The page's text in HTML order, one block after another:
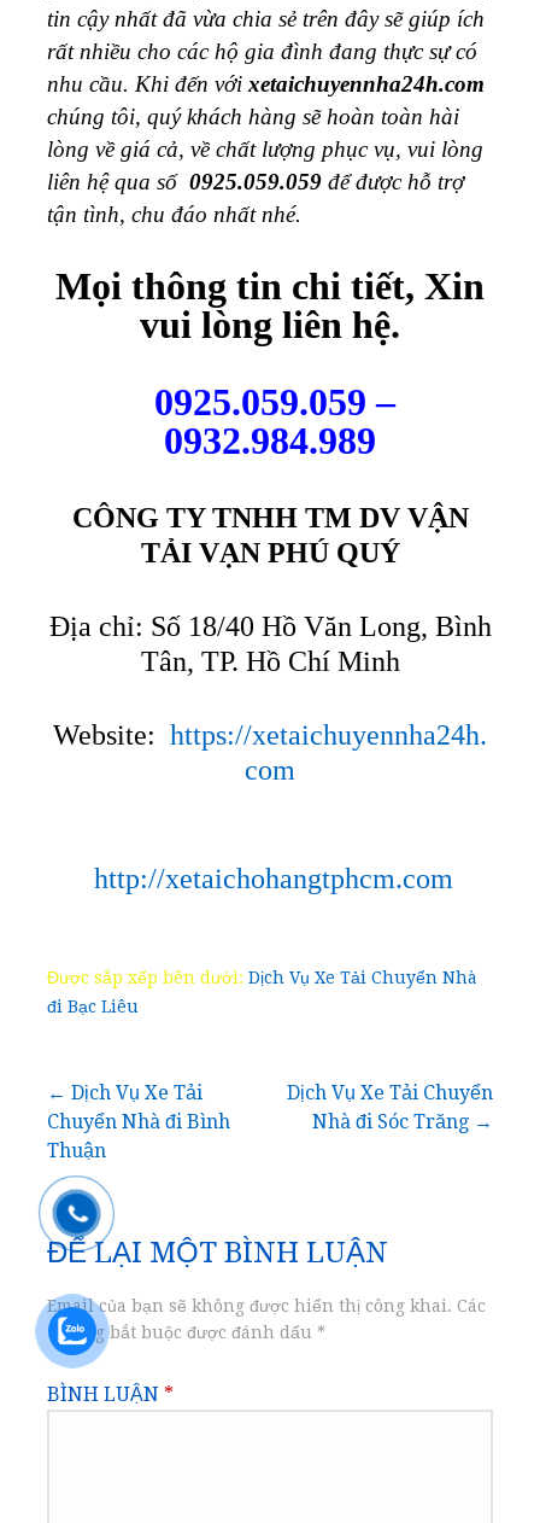
tin cậy nhất đã vừa chia sẻ trên đây sẽ giúp ích
rất nhiều cho các hộ gia đình đang thực sự có
nhu cầu. Khi đến với xetaichuyennha24h.com
chúng tôi, quý khách hàng sẽ hoàn toàn hài
lòng về giá cả, về chất lượng phục vụ, vui lòng
liên hệ qua số 0925.059.059 để được hỗ trợ
tận tình, chu đáo nhất nhé.
Mọi thông tin chi tiết, Xin
vui lòng liên hệ.
0925.059.059 –
0932.984.989
CÔNG TY TNHH TM DV VẬN
TẢI VẠN PHÚ QUÝ
Địa chỉ: Số 18/40 Hồ Văn Long, Bình
Tân, TP. Hồ Chí Minh
Website: https://xetaichuyennha24h.
com
http://xetaichohangtphcm.com
Được sắp xếp bên dưới: Dịch Vụ Xe Tải Chuyển Nhà
đi Bạc Liêu
Điều
hướng
bài
viết
← Dịch Vụ Xe Tải
Chuyển Nhà đi Bình
Thuận
Dịch Vụ Xe Tải Chuyển
Nhà đi Sóc Trăng →
ĐỂ LẠI MỘT BÌNH LUẬN
Email của bạn sẽ không được hiển thị công khai. Các
trường bắt buộc được đánh dấu *
BÌNH LUẬN *